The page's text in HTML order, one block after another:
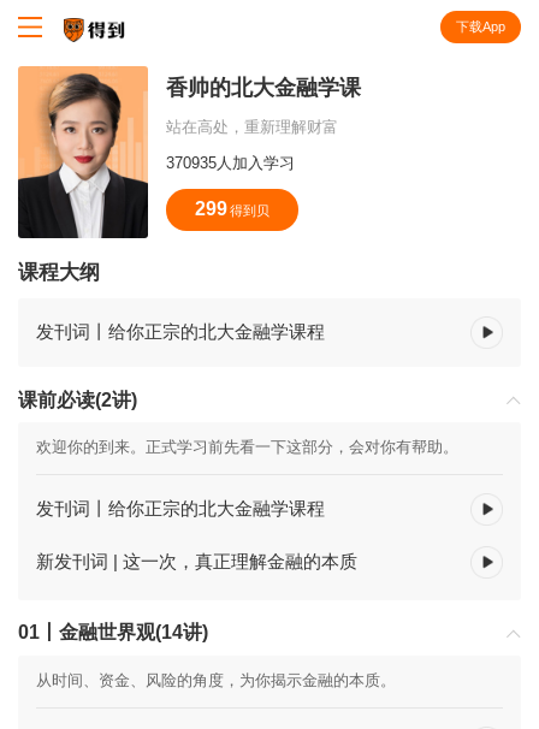
下载App
香帅的北大金融学课
站在高处，重新理解财富
370935人加入学习
299 得到贝
课程大纲
发刊词丨给你正宗的北大金融学课程
课前必读(2讲)
欢迎你的到来。正式学习前先看一下这部分，会对你有帮助。
发刊词丨给你正宗的北大金融学课程
新发刊词 | 这一次，真正理解金融的本质
01丨金融世界观(14讲)
从时间、资金、风险的角度，为你揭示金融的本质。